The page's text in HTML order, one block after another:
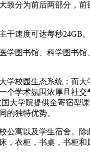
致分为前后两部分，
干速度可达每秒24GB
学图书馆、科学图书
学校园生态系统；而
个学术氛围浓厚且社
大学院提供全寄宿型
的独特优势。
公寓以及学生宿舍。
，衣柜，书桌，书柜